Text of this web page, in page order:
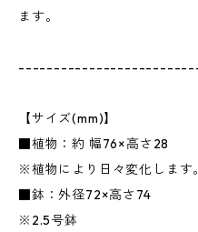
ます。
【サイズ(mm)】
■植物：約 幅76×高さ28
※植物により日々変化します。
■鉢：外径72×高さ74
※2.5号鉢